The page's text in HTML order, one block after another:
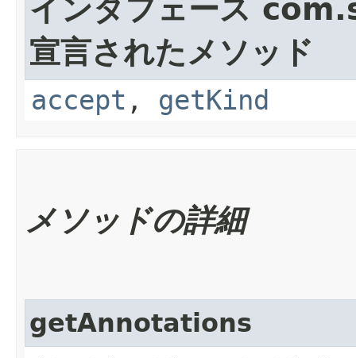
インタフェース
宣言されたメソッド
accept , getKind
メソッドの詳細
getAnnotations